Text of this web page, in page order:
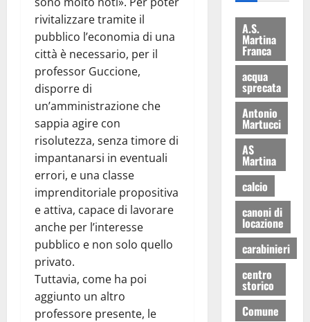
rivitalizzare tramite il
pubblico l’economia di una
città è necessario, per il
professor Guccione,
disporre di
un’amministrazione che
sappia agire con
risolutezza, senza timore di
impantanarsi in eventuali
errori, e una classe
imprenditoriale propositiva
e attiva, capace di lavorare
anche per l’interesse
pubblico e non solo quello
privato.
Tuttavia, come ha poi
aggiunto un altro
professore presente, le
A.S.
Martina
Franca
acqua
sprecata
Antonio
Martucci
AS
Martina
calcio
canoni di
locazione
carabinieri
centro
storico
Comune